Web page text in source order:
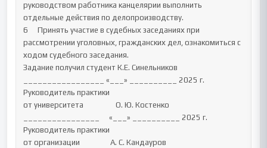
руководством работника канцелярии выполнить
отдельные действия по делопроизводству.
6	Принять участие в судебных заседаниях при
рассмотрении уголовных, гражданских дел, ознакомиться с
ходом судебного заседания.
Задание получил студент К.Е. Синельников
_________________ «___» __________ 2025 г.
Руководитель практики
от университета                  О. Ю. Костенко
Руководитель практики
от организации                 А. С. Кандауров